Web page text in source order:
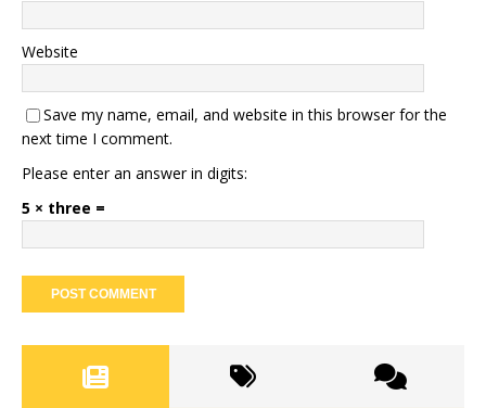
Website
Save my name, email, and website in this browser for the
next time I comment.
Please enter an answer in digits:
5 × three =